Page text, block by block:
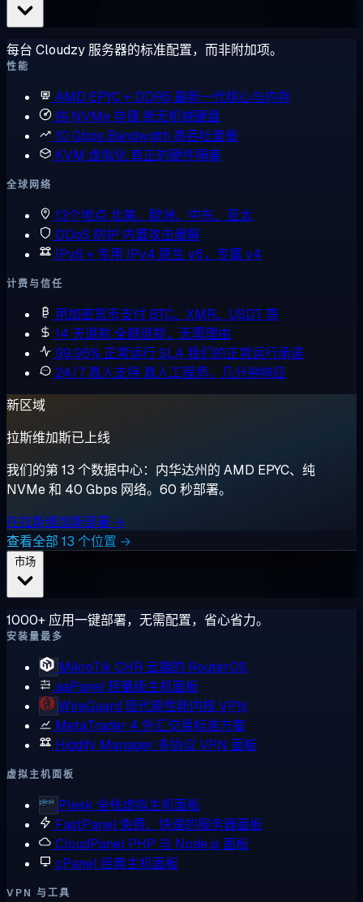
每台 Cloudzy 服务器的标准配置，而非附加项。
性能
AMD EPYC + DDR5 最新一代核心与内存
纯 NVMe 存储绝无机械硬盘
10 Gbps Bandwidth 高吞吐套餐
KVM 虚拟化 真正的硬件隔离
全球网络
13个地点 北美、欧洲、中东、亚太
DDoS 防护 内置攻击缓解
IPv6 + 专用 IPv4 原生 v6，专属 v4
计费与信任
用加密货币支付 BTC、XMR、USDT 等
14 天退款全额退款，无需理由
99.95% 正常运行 SLA我们的正常运行承诺
24/7 真人支持 真人工程师，几分钟响应
新区域
拉斯维加斯已上线
我们的第 13 个数据中心：内华达州的 AMD EPYC、纯
NVMe 和 40 Gbps 网络。60 秒部署。
在拉斯维加斯部署 →
查看全部 13 个位置 →
1000+ 应用一键部署，无需配置，省心省力。
安装量最多
MikroTik CHR 云端的 RouterOS
aaPanel轻量级主机面板
WireGuard 现代高性能内核 VPN
MetaTrader 4 外汇交易标准方案
Hiddify Manager 多协议 VPN 面板
虚拟主机面板
Plesk 全栈虚拟主机面板
FastPanel 免费、快速的服务器面板
CloudPanel PHP 与 Node.js 面板
cPanel经典主机面板
VPN 与工具